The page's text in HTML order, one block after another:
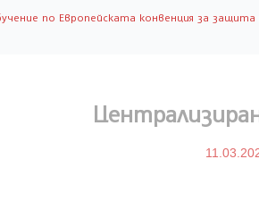
по Европейската конвенция за